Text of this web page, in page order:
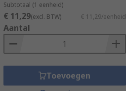
Subtotaal (1 eenheid)
€ 11,29(excl. BTW) € 11,29/eenheid
Aantal
Toevoegen